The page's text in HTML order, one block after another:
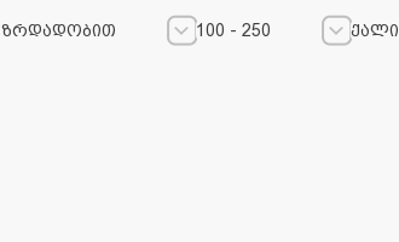
ზრდადობით 100 - 250 ქალი